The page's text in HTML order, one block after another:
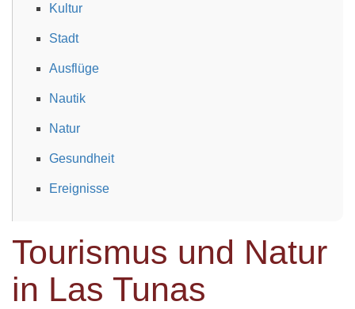
Kultur
Stadt
Ausflüge
Nautik
Natur
Gesundheit
Ereignisse
Tourismus und Natur
in Las Tunas